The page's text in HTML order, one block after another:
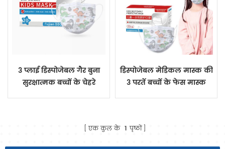
3 प्लाई डिस्पोजेबल गैर बुना
सुरक्षात्मक बच्चों के चेहरे
डिस्पोजेबल मेडिकल मास्क की
3 परतें बच्चों के फेस मास्क
एक कुल के 1 पृष्ठों